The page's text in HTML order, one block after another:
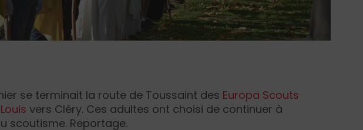
se terminait la route de Toussaint des Europa Scouts
vers Cléry. Ces adultes ont choisi de continuer à
scoutisme. Reportage.